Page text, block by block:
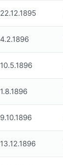
22.12.1895
4.2.1896
10.5.1896
1.8.1896
9.10.1896
13.12.1896